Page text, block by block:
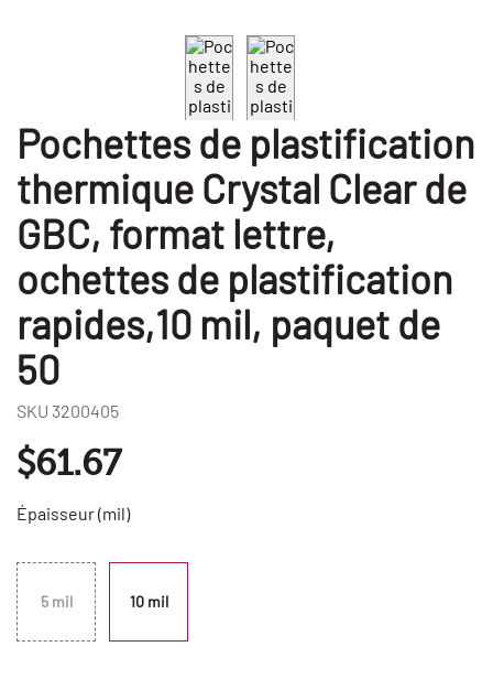
Pochettes de plastification
thermique Crystal Clear de
GBC, format lettre,
ochettes de plastification
rapides,10 mil, paquet de
50
SKU 3200405
$61.67
Épaisseur (mil)
5 mil 10 mil